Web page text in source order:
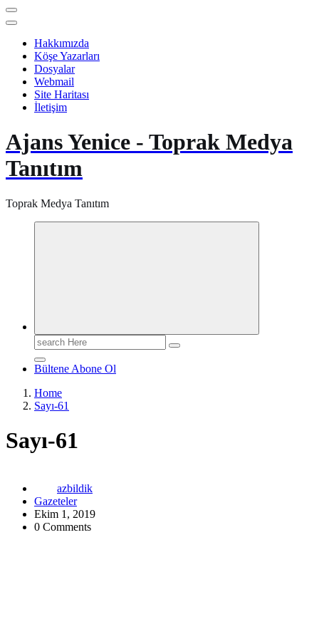
Hakkımızda
Köşe Yazarları
Dosyalar
Webmail
Site Haritası
İletişim
Ajans Yenice - Toprak Medya
Tanıtım
Toprak Medya Tanıtım
Search
for:
Bültene Abone Ol
Home
Sayı-61
Sayı-61
azbildik
Gazeteler
Ekim 1, 2019
0 Comments